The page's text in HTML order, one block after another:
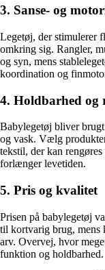
3. Sanse- og
Legetøj, der stimulerer
omkring sig. Rangler,
og syn, mens
koordination og
4. Holdbarhed og
Babylegetøj bliver
og vask. Vælg
tekstil, der kan
forlænger levetiden.
5. Pris og kvalitet
Prisen på babylegetøj
til kortvarig brug, mens
arv. Overvej, hvor
funktion og holdbarhed.